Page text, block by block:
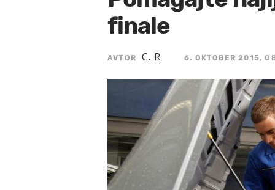
finale
AVTOR C. R. 6. OKTOBER 2015,